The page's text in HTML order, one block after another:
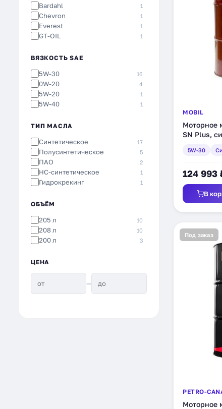
Bardahl 1
Chevron 1
Everest 1
GT-OIL 1
Rowe
ВЯЗКОСТЬ SAE
5W-30 16
0W-20 4
5W-20 1
5W-40 1
ТИП МАСЛА
Синтетическое 17
Полусинтетическое 5
ПАО 2
HC-синтетическое 1
Гидрокрекинг 1
ОБЪЁМ
205 л 10
208 л 10
200 л 3
ЦЕНА
—
MOBIL
Моторное
SN Plus,
5W-30
124 993
В
Под заказ
PETRO-
Моторное